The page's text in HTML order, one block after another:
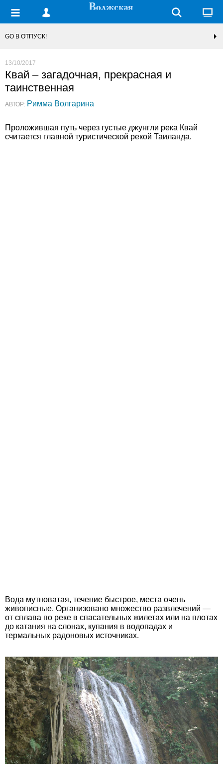
GO В ОТПУСК!
13/10/2017
Квай – загадочная, прекрасная и
таинственная
АВТОР: Римма Волгарина
Проложившая путь через густые джунгли река Квай
считается главной туристической рекой Таиланда.
Вода мутноватая, течение быстрое, места очень
живописные. Организовано множество развлечений —
от сплава по реке в спасательных жилетах или на плотах
до катания на слонах, купания в водопадах и
термальных радоновых источниках.